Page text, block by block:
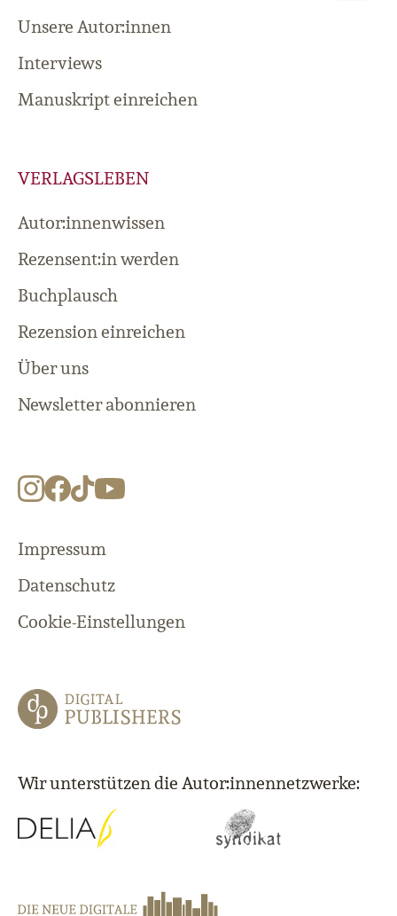
Unsere Autor:innen
Interviews
Manuskript einreichen
VERLAGSLEBEN
Autor:innenwissen
Rezensent:in werden
Buchplausch
Rezension einreichen
Über uns
Newsletter abonnieren
Impressum
Datenschutz
Cookie-Einstellungen
Wir unterstützen die Autor:innennetzwerke: